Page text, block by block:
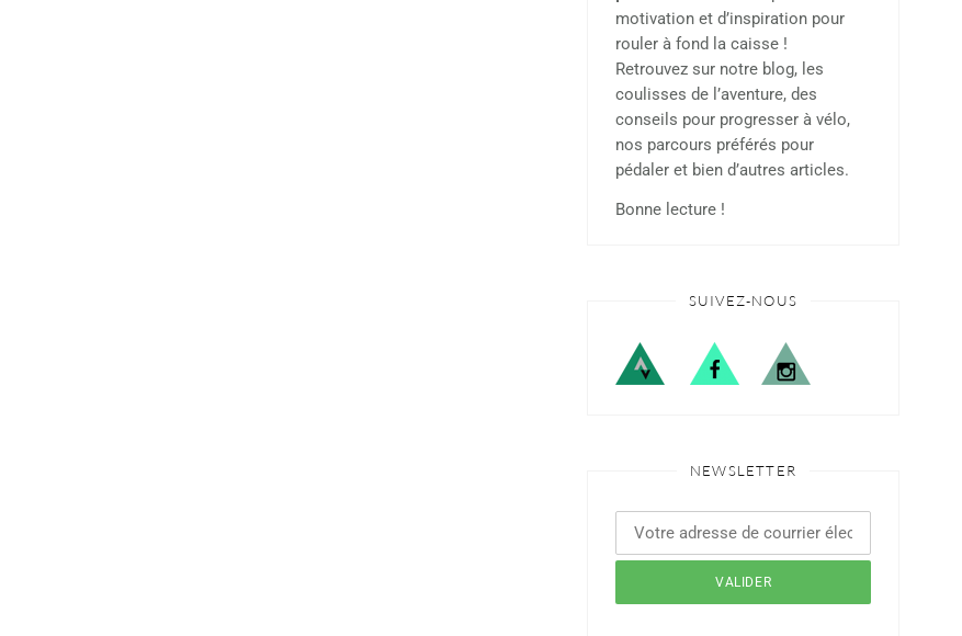
motivation et d’inspiration pour
rouler à fond la caisse !
Retrouvez sur notre blog, les
coulisses de l’aventure, des
conseils pour progresser à vélo,
nos parcours préférés pour
pédaler et bien d’autres articles.
Bonne lecture !
SUIVEZ-NOUS
NEWSLETTER